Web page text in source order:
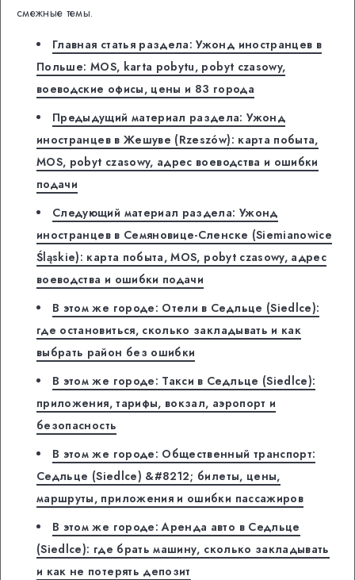
смежные темы.
Главная статья раздела: Ужонд иностранцев в
Польше: MOS, karta pobytu, pobyt czasowy,
воеводские офисы, цены и 83 города
Предыдущий материал раздела: Ужонд
иностранцев в Жешуве (Rzeszów): карта побыта,
MOS, pobyt czasowy, адрес воеводства и ошибки
подачи
Следующий материал раздела: Ужонд
иностранцев в Семяновице-Сленске (Siemianowice
Śląskie): карта побыта, MOS, pobyt czasowy, адрес
воеводства и ошибки подачи
В этом же городе: Отели в Седльце (Siedlce):
где остановиться, сколько закладывать и как
выбрать район без ошибки
В этом же городе: Такси в Седльце (Siedlce):
приложения, тарифы, вокзал, аэропорт и
безопасность
В этом же городе: Общественный транспорт:
Седльце (Siedlce) &#8212; билеты, цены,
маршруты, приложения и ошибки пассажиров
В этом же городе: Аренда авто в Седльце
(Siedlce): где брать машину, сколько закладывать
и как не потерять депозит